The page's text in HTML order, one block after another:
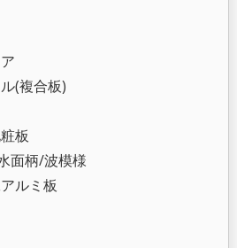
(複合板)
板
面柄/波模様
ルミ板